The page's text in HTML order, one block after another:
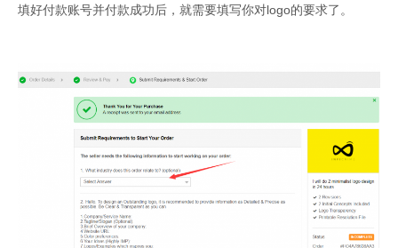
填好付款账号并付款成功后，就需要填写你对logo的要求了。